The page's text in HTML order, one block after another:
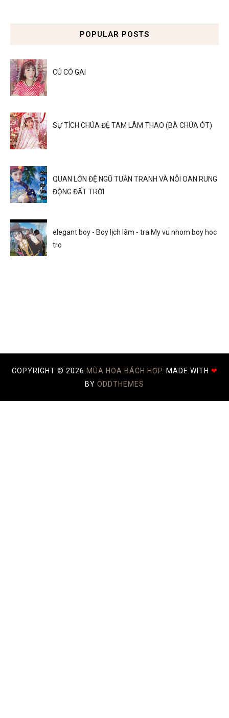
POPULAR POSTS
CÚ CÓ GAI
SỰ TÍCH CHÚA ĐỆ TAM LÂM THAO (BÀ CHÚA ÓT)
QUAN LỚN ĐỆ NGŨ TUẦN TRANH VÀ NỖI OAN RUNG
ĐỘNG ĐẤT TRỜI
elegant boy - Boy lịch lãm - tra My vu nhom boy hoc
tro
COPYRIGHT © 2026 MÙA HOA BÁCH HỢP. MADE WITH ❤
BY ODDTHEMES